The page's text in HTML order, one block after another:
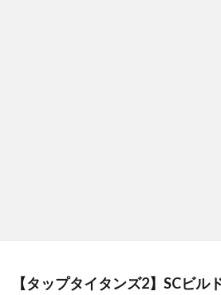
【タップタイタンズ2】SCビル